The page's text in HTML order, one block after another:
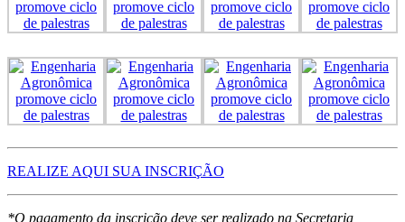
REALIZE AQUI SUA INSCRIÇÃO
*O pagamento da inscrição deve ser realizado na Secretaria